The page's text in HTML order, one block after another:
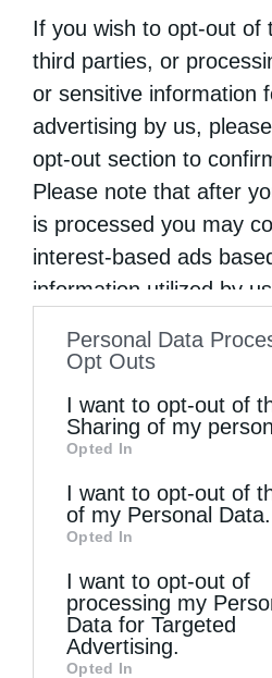
If you wish to opt-out of
third parties, or
or sensitive information
advertising by us,
opt-out section to
Please note that after
is processed you may
interest-based ads
information utilized by
to your opt-out. You
information by third
of downstream
information may also be
third parties on the
Downstream Participants
disclose it to other third
Personal Data
Opt Outs
I want to opt-out of
Sharing of my
Opted In
I want to opt-out of
of my Personal Data.
Opted In
I want to opt-out of
processing my
Data for Targeted
Advertising.
Opted In
Τελευταία άρθρα
Η LEROY MERLIN στηρίζει
Σταυρό με δωρεά
την αντιμετώπιση των
πυρκαγιών